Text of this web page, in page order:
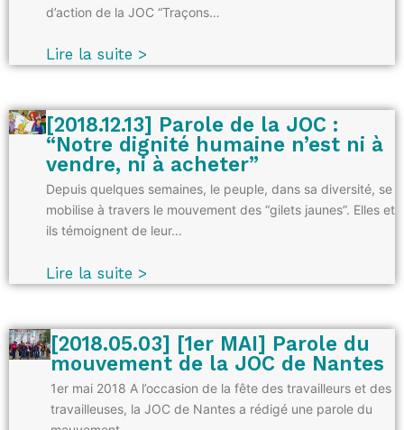
d’action de la JOC “Traçons…
Lire la suite >
[2018.12.13] Parole de la JOC :
“Notre dignité humaine n’est ni à
vendre, ni à acheter”
Depuis quelques semaines, le peuple, dans sa diversité, se
mobilise à travers le mouvement des “gilets jaunes”. Elles et
ils témoignent de leur…
Lire la suite >
[2018.05.03] [1er MAI] Parole du
mouvement de la JOC de Nantes
1er mai 2018 A l’occasion de la fête des travailleurs et des
travailleuses, la JOC de Nantes a rédigé une parole du